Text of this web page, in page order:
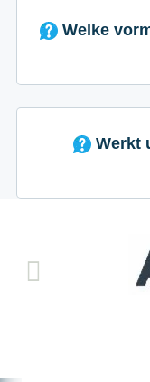
Welke vormen van betaling accepteert
Werkt u in het weekend en op